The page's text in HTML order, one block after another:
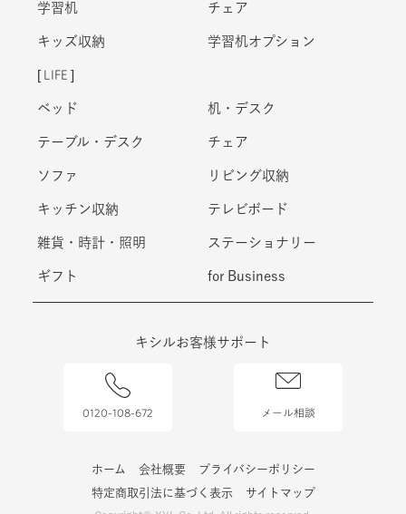
学習机 チェア
キッズ収納 学習机オプション
LIFE
ベッド 机・デスク
テーブル・デスク チェア
ソファ リビング収納
キッチン収納 テレビボード
雑貨・時計・照明 ステーショナリー
ギフト for Business
キシルお客様サポート
0120-108-672 メール相談
ホーム 会社概要
プライバシーポリシー
特定商取引法に基づく表示
サイトマップ